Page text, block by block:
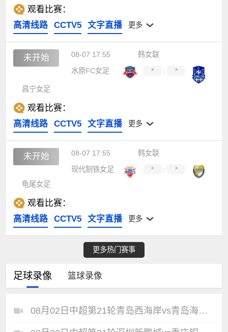
观看比赛：
高清线路
CCTV5 文字直播 更多
未开始 08-07 17:55
韩女联
水原FC女足
* : *
昌宁女足
观看比赛：
高清线路
CCTV5 文字直播 更多
未开始 08-07 17:55
韩女联
现代制铁女足
* :
*
龟尾女足
观看比赛：
高清线路
CCTV5 文字直播 更多
更多热门赛事
足球录像 篮球录像
08月02日中超第21轮青岛西海岸vs青岛海牛全场录像